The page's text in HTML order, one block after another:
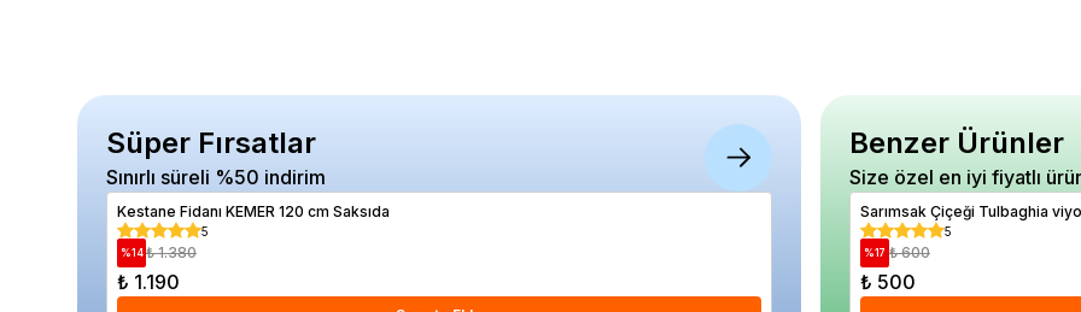
Süper Fırsatlar
Sınırlı süreli %50 indirim
Kestane Fidanı KEMER 120 cm Saksıda
5
%14 ₺ 1.380
₺ 1.190
Erik Fidanı KEBAP 4 Yaş 120 cm Saksıda
5
₺ 2.280
Benzer Ürünler
Size özel en iyi fiyatlı
Sarımsak Çiçeği Tulbaghia
5
%17 ₺ 600
₺ 500